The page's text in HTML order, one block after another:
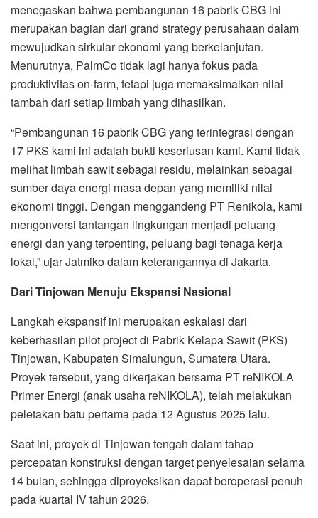
menegaskan bahwa pembangunan 16 pabrik CBG ini
merupakan bagian dari grand strategy perusahaan dalam
mewujudkan sirkular ekonomi yang berkelanjutan.
Menurutnya, PalmCo tidak lagi hanya fokus pada
produktivitas on-farm, tetapi juga memaksimalkan nilai
tambah dari setiap limbah yang dihasilkan.
“Pembangunan 16 pabrik CBG yang terintegrasi dengan
17 PKS kami ini adalah bukti keseriusan kami. Kami tidak
melihat limbah sawit sebagai residu, melainkan sebagai
sumber daya energi masa depan yang memiliki nilai
ekonomi tinggi. Dengan menggandeng PT Renikola, kami
mengonversi tantangan lingkungan menjadi peluang
energi dan yang terpenting, peluang bagi tenaga kerja
lokal,” ujar Jatmiko dalam keterangannya di Jakarta.
Dari Tinjowan Menuju Ekspansi Nasional
Langkah ekspansif ini merupakan eskalasi dari
keberhasilan pilot project di Pabrik Kelapa Sawit (PKS)
Tinjowan, Kabupaten Simalungun, Sumatera Utara.
Proyek tersebut, yang dikerjakan bersama PT reNIKOLA
Primer Energi (anak usaha reNIKOLA), telah melakukan
peletakan batu pertama pada 12 Agustus 2025 lalu.
Saat ini, proyek di Tinjowan tengah dalam tahap
percepatan konstruksi dengan target penyelesaian selama
14 bulan, sehingga diproyeksikan dapat beroperasi penuh
pada kuartal IV tahun 2026.